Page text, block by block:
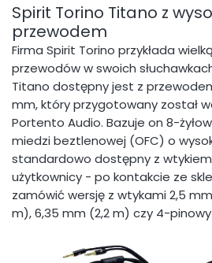
Spirit Torino Titano z
przewodem
Firma Spirit Torino przykłada
przewodów w swoich
Titano dostępny jest z
mm, który przygotowany został
Portento Audio. Bazuje on 8-
miedzi beztlenowej (OFC) o
standardowo dostępny z
użytkownicy - po kontakcie ze
zamówić wersję z wtykami 2,5
m), 6,35 mm (2,2 m) czy 4-pinowy